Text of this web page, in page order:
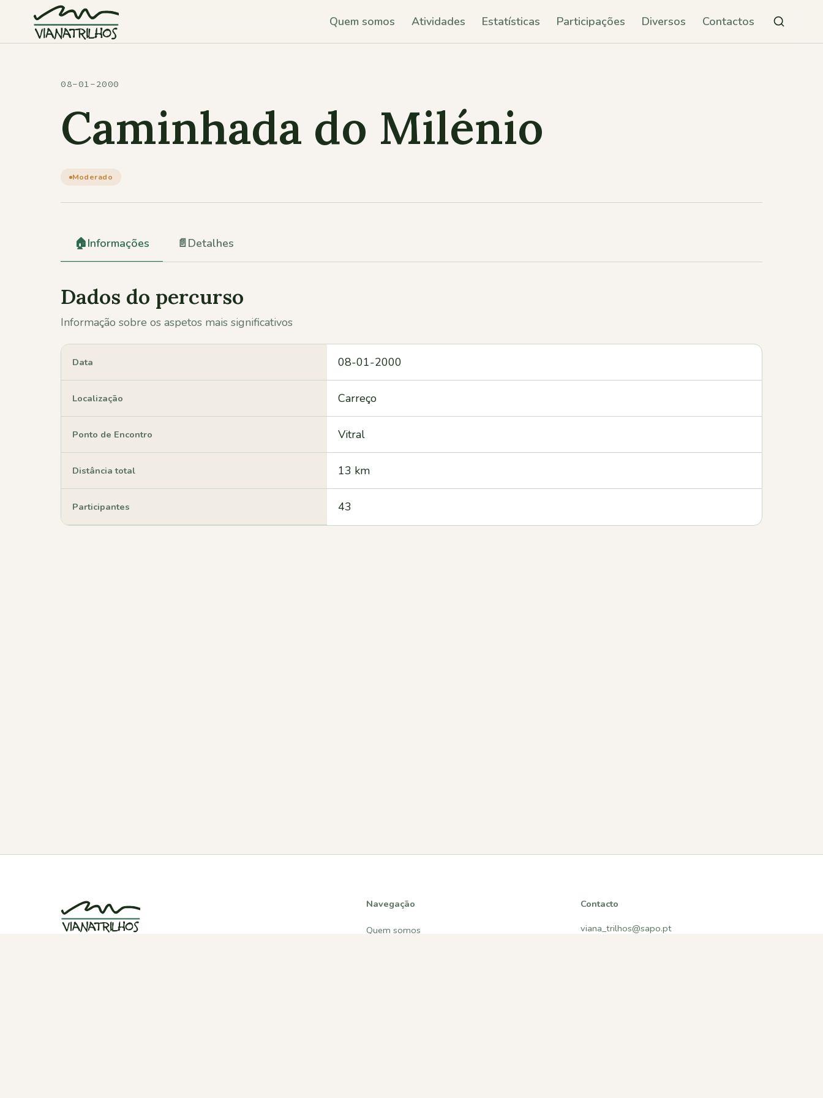
Quem somos Atividades Estatísticas Participações Diversos Contactos
08-01-2000
Caminhada do Milénio
Moderado
🏠Informações 📄Detalhes
Dados do percurso
Informação sobre os aspetos mais significativos
Data 08-01-2000
Localização Carreço
Ponto de Encontro Vitral
Distância total 13 km
Participantes 43
Navegação
Quem somos
Contacto
viana_trilhos@sapo.pt